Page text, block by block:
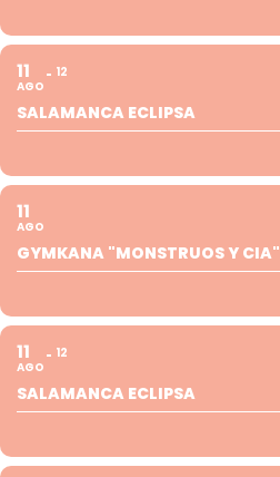
11
AGO
12
SALAMANCA ECLIPSA
11
AGO
GYMKANA "MONSTRUOS Y CIA"
11
AGO
12
SALAMANCA ECLIPSA